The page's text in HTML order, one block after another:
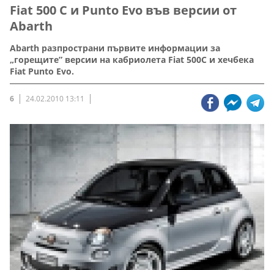
Fiat 500 C и Punto Evo във версии от
Abarth
Abarth разпространи първите информации за
„горещите” версии на кабриолета Fiat 500С и хечбека
Fiat Punto Evo.
6 24.02.2010 13:11